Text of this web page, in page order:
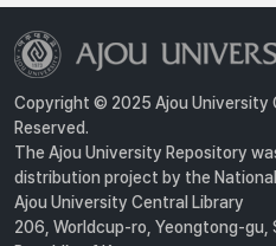
Copyright © 2025 Ajou University
Reserved.
The Ajou University Repository
distribution project by the
Ajou University Central Library
206, Worldcup-ro, Yeongtong-gu,